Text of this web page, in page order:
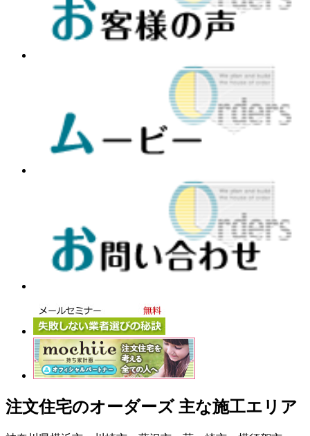
注文住宅のオーダーズ 主な施工エリア